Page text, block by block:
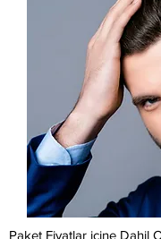
Paket Fiyatlar içine Dahil